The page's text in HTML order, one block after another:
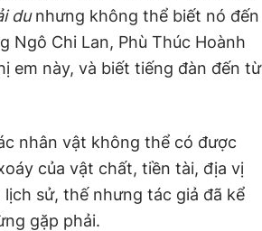
dunhưng không thể biết nó đến
Ngô Chi Lan, Phù Thúc Hoành
em này, và biết tiếng đàn đến từ
nhân vật không thể có được
của vật chất, tiền tài, địa vị
sử, thế nhưng tác giả đã kể
gặp phải.